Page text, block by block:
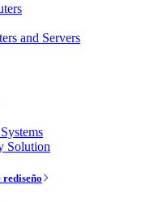
and Servers
Solution
rediseño